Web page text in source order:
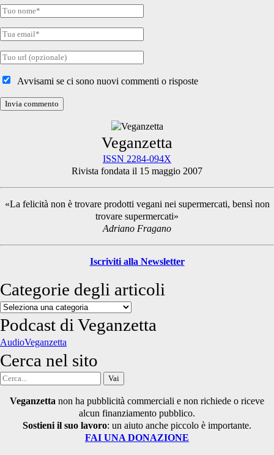
Tuo
Tua
Tuo
internetAvvisami se ci sono nuovi commenti o risposte
Sidebar
Veganzetta
ISSN 2284-094X
Rivista fondata il 15 maggio 2007
«La felicità non è trovare prodotti vegani nei supermercati, bensì non
trovare supermercati»
Adriano Fragano
Iscriviti alla Newsletter
Categorie degli articoli
Categorie
degli
articoli
Podcast di Veganzetta
AudioVeganzetta
Cerca nel sito
Cerca
Veganzetta non ha pubblicità commerciali e non richiede o riceve
alcun finanziamento pubblico.
Sostieni il suo lavoro: un aiuto anche piccolo è importante.
FAI UNA DONAZIONE